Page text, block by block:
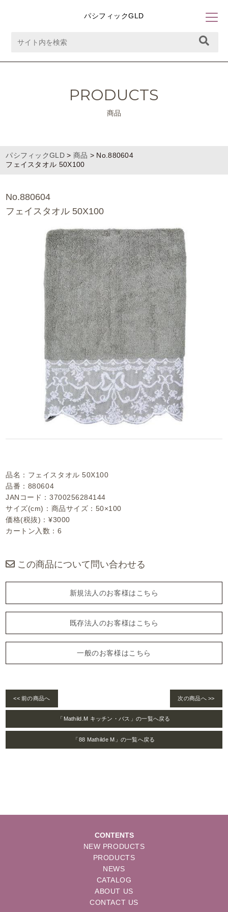
パシフィックGLD
PRODUCTS
商品
パシフィックGLD> 商品 > No.880604
フェイスタオル 50X100
No.880604
フェイスタオル 50X100
品名：フェイスタオル 50X100
品番：880604
JANコード：3700256284144
サイズ(cm)：商品サイズ：50×100
価格(税抜)：¥3000
カートン入数：6
この商品について問い合わせる
新規法人のお客様はこちら
既存法人のお客様はこちら
一般のお客様はこちら
<< 前の商品へ 次の商品へ >>
「Mathild.M キッチン・バス」の一覧へ戻る
「88 Mathilde M」の一覧へ戻る
CONTENTS
NEW PRODUCTS
PRODUCTS
NEWS
CATALOG
ABOUT US
CONTACT US